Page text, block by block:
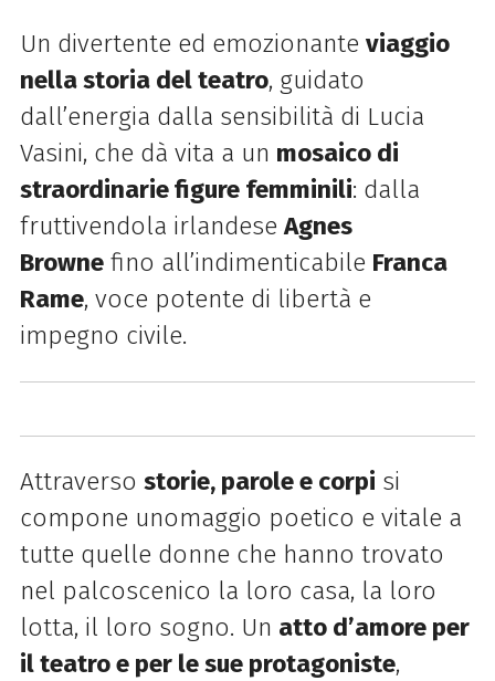
Un divertente ed emozionante viaggio
nella storia del teatro, guidato
dall’energia dalla sensibilità di Lucia
Vasini, che dà vita a un mosaico di
straordinarie figure femminili: dalla
fruttivendola irlandeseAgnes
Brownefino all’indimenticabile Franca
Rame, voce potente di libertà e
impegno civile.
Attraverso storie, parole e corpi si
compone unomaggio poetico e vitale a
tutte quelle donne che hanno trovato
nel palcoscenico la loro casa, la loro
lotta, il loro sogno. Un atto d’amore per
il teatro e per le sue protagoniste,